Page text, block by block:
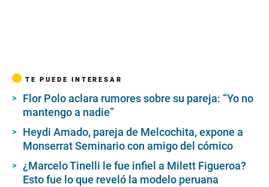
TE PUEDE INTERESAR
Flor Polo aclara rumores sobre su pareja: “Yo no
mantengo a nadie”
Heydi Amado, pareja de Melcochita, expone a
Monserrat Seminario con amigo del cómico
¿Marcelo Tinelli le fue infiel a Milett Figueroa?
Esto fue lo que reveló la modelo peruana